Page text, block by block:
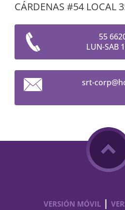
CÁRDENAS #54 LOCAL
55
LUN-SAB
srt-corp
VERSIÓN MÓVIL |